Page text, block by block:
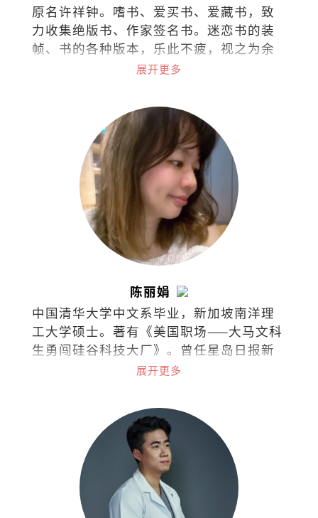
原名许祥钟。嗜书、爱买书、爱藏书，致
力收集绝版书、作家签名书。迷恋书的装
帧、书的各种版本，乐此不疲，视之为余
展开更多
陈丽娟
中国清华大学中文系毕业，新加坡南洋理
工大学硕士。著有《美国职场——大马文科
生勇闯硅谷科技大厂》。曾任星岛日报新
闻记者、美国加州圣荷西市议员办公室助
于字节跳动的商务关系部。
展开更多